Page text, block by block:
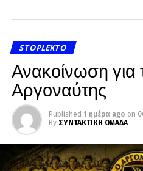
STOPLEKTO
Ανακοίνωση για
Αργοναύτης
Published 1 ημέρα ago on
By ΣΥΝΤΑΚΤΙΚΗ ΟΜΑΔΑ